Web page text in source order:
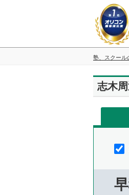
塾、スクール
志木